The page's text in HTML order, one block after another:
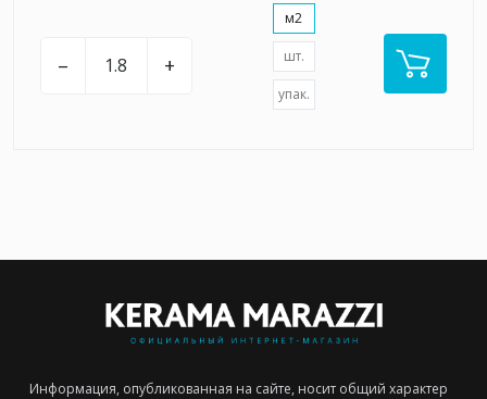
– +
м2
шт.
упак.
Информация, опубликованная на сайте, носит общий характер